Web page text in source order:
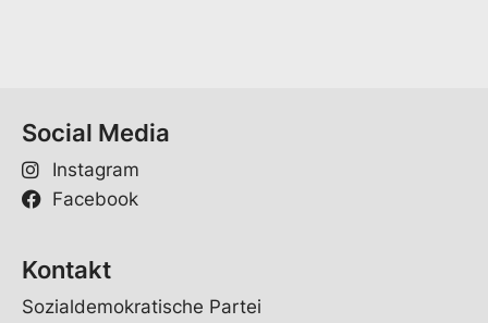
Social Media
Instagram
Facebook
Kontakt
Sozialdemokratische Partei